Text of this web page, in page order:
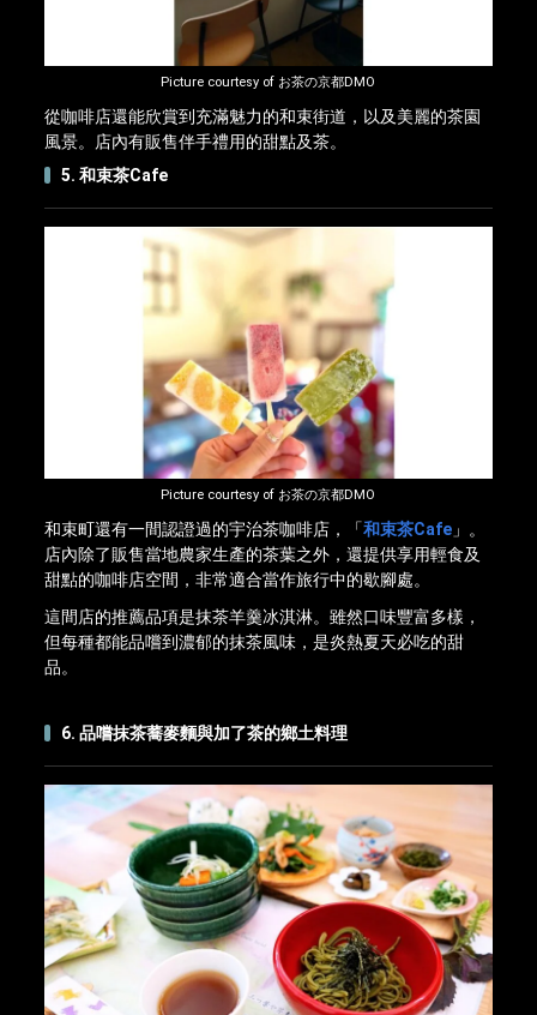
Picture courtesy of お茶の京都DMO
從咖啡店還能欣賞到充滿魅力的和束街道，以及美麗的茶園
風景。店內有販售伴手禮用的甜點及茶。
5. 和束茶Cafe
Picture courtesy of お茶の京都DMO
和束町還有一間認證過的宇治茶咖啡店，「和束茶Cafe 」。
店內除了販售當地農家生產的茶葉之外，還提供享用輕食及
甜點的咖啡店空間，非常適合當作旅行中的歇腳處。
這間店的推薦品項是抹茶羊羹冰淇淋。雖然口味豐富多樣，
但每種都能品嚐到濃郁的抹茶風味，是炎熱夏天必吃的甜
品。
6. 品嚐抹茶蕎麥麵與加了茶的鄉土料理